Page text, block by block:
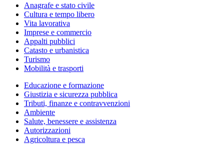
Anagrafe e stato civile
Cultura e tempo libero
Vita lavorativa
Imprese e commercio
Appalti pubblici
Catasto e urbanistica
Turismo
Mobilità e trasporti
Educazione e formazione
Giustizia e sicurezza pubblica
Tributi, finanze e contravvenzioni
Ambiente
Salute, benessere e assistenza
Autorizzazioni
Agricoltura e pesca